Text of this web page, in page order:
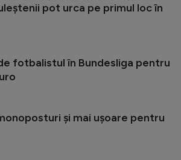
pot urca pe primul loc în
fotbalistul în Bundesliga pentru
și mai ușoare pentru